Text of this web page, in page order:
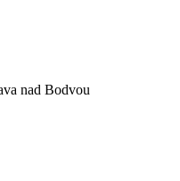
nad Bodvou